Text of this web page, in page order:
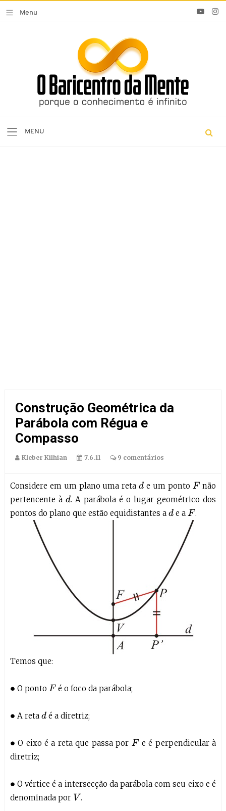
Construção Geométrica da
Parábola com Régua e
Compasso
Kleber Kilhian 7.6.11 9 comentários
Considere em um plano uma retad e um ponto F não
pertencente à d. A parábola é o lugar geométrico dos
pontos do plano que estão equidistantes a d e aF .
Temos que:
∙ O ponto F é o foco da parábola;
∙ A reta dé a diretriz;
∙ O eixo é a reta que passa por F e é perpendicular à
diretriz;
∙ O vértice é a intersecção da parábola com seu eixo e é
denominada por V .